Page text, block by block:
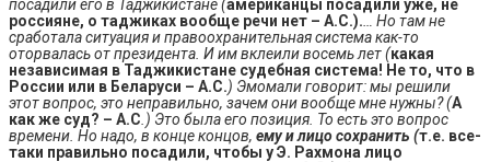
посадили его в Таджикистане (американцы посадили уже, не
россияне, о таджиках вообще речи нет – А.С.). … Но там не
сработала ситуация и правоохранительная система как-то
оторвалась от президента. И им вклеили восемь лет (какая
независимая в Таджикистане судебная система! Не то, что в
России или в Беларуси – А.С.) Эмомали говорит: мы решили
этот вопрос, это неправильно, зачем они вообще мне нужны? (А
как же суд? – А.С .) Это была его позиция. То есть это вопрос
времени. Но надо, в конце концов, ему и лицо сохранить (т.е. все-
таки правильно посадили, чтобы у Э. Рахмона лицо